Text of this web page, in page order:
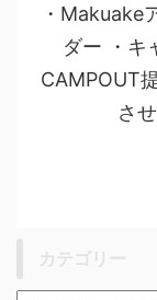
・Makuake
ダー ・キ
CAMPOUT
さ